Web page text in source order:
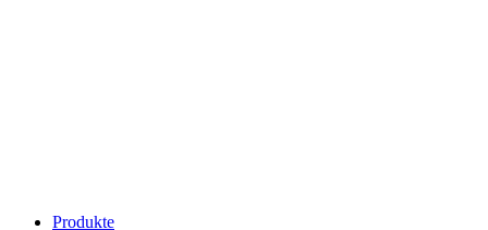
Produkte